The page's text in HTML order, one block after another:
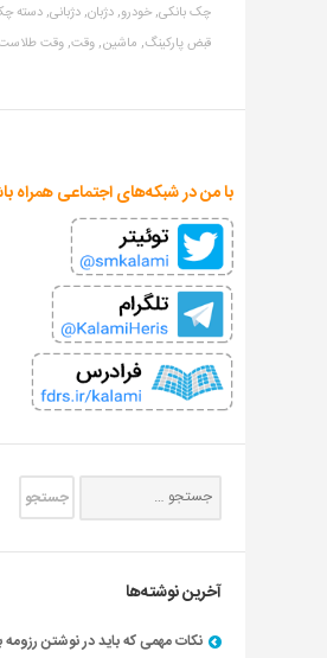
چک بانکی,خودرو,دژبان,دژبانی,دسته
قبض پارکینگ, ماشین,وقت,وقت
با من در شبکه‌های اجتماعی همراه
آخرین نوشته‌ها
نکات مهمی که باید در نوشتن